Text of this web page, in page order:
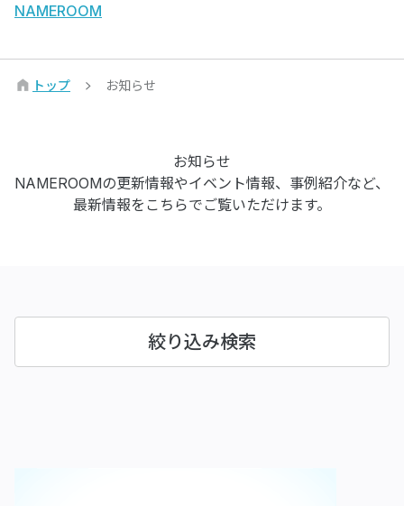
NAMEROOM
トップ お知らせ
お知らせ
NAMEROOMの更新情報やイベント情報、事例紹介など、
最新情報をこちらでご覧いただけます。
絞り込み検索